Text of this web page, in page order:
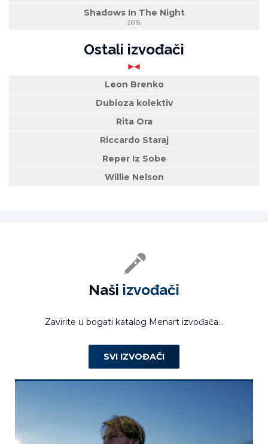
Shadows In The Night
2015.
Ostali izvođači
Leon Brenko
Dubioza kolektiv
Rita Ora
Riccardo Staraj
Reper Iz Sobe
Willie Nelson
Naši izvođači
Zavirite u bogati katalog Menart izvođača...
SVI IZVOĐAČI